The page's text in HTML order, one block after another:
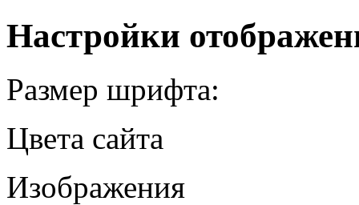
Настройки
Размер шрифта:
Цвета сайта
Изображения